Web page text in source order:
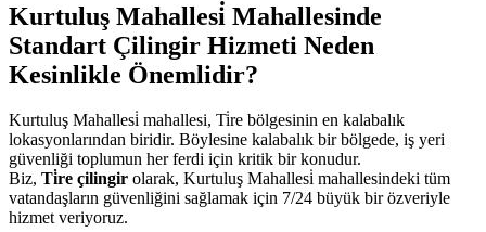
Kurtuluş Mahallesi̇ Mahallesinde
Standart Çilingir Hizmeti Neden
Kesinlikle Önemlidir?
Kurtuluş Mahallesi̇ mahallesi, Ti̇re bölgesinin en kalabalık
lokasyonlarından biridir. Böylesine kalabalık bir bölgede, iş yeri
güvenliği toplumun her ferdi için kritik bir konudur.
Biz, Ti̇re çilingir olarak, Kurtuluş Mahallesi̇ mahallesindeki tüm
vatandaşların güvenliğini sağlamak için 7/24 büyük bir özveriyle
hizmet veriyoruz.